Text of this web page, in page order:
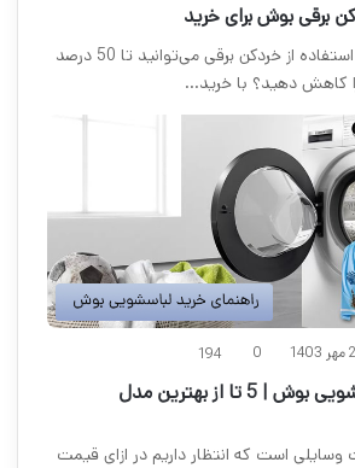
برقی بوش برای خرید
آیا می‌دانستید که با استفاده از خردکن برقی می‌توانید تا 50 درصد
کاهش دهید؟ با خرید…
0
194
راهنمای خرید لباسشویی بوش | 5 تا از بهترین مدل
است که انتظار داریم در ازای قیمت